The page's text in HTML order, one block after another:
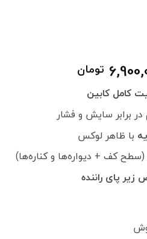
7,900,000 تومان
تومان
است.
کامل کابین
در برابر سایش و فشار
با ظاهر لوکس
(سطح کف + دیواره‌ها و کناره‌ها)
پای راننده